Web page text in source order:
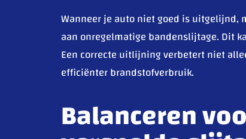
Wanneer je auto niet goed is uitgelijnd,
aan onregelmatige bandenslijtage. Dit
Een correcte uitlijning verbetert niet
efficiënter brandstofverbruik.
Balanceren